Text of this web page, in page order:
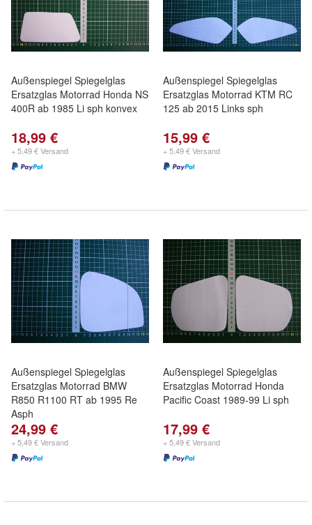
Außenspiegel Spiegelglas
Ersatzglas Motorrad Honda NS
400R ab 1985 Li sph konvex
18,99 €
+ 5,49 € Versand
Außenspiegel Spiegelglas
Ersatzglas Motorrad KTM RC
125 ab 2015 Links sph
15,99 €
+ 5,49 € Versand
Außenspiegel Spiegelglas
Ersatzglas Motorrad BMW
R850 R1100 RT ab 1995 Re
Asph
24,99 €
+ 5,49 € Versand
Außenspiegel Spiegelglas
Ersatzglas Motorrad Honda
Pacific Coast 1989-99 Li sph
17,99 €
+ 5,49 € Versand